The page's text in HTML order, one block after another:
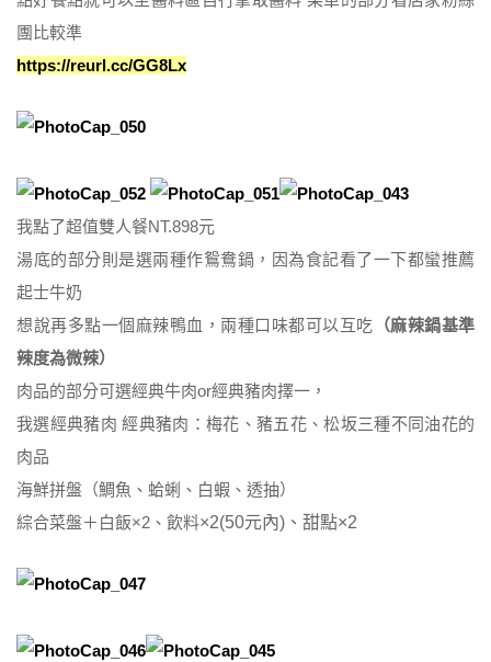
團比較準
https://reurl.cc/GG8Lx
我點了超值雙人餐NT.898元
湯底的部分則是選兩種作鴛鴦鍋，因為食記看了一下都蠻推薦
起士牛奶
想說再多點一個麻辣鴨血，兩種口味都可以互吃 （麻辣鍋基準
辣度為微辣）
肉品的部分可選經典牛肉or經典豬肉擇一，
我選經典豬肉 經典豬肉：梅花、豬五花、松坂三種不同油花的
肉品
海鮮拼盤（鯛魚、蛤蜊、白蝦、透抽）
綜合菜盤＋白飯×2、飲料×2(50元內) 、甜點×2